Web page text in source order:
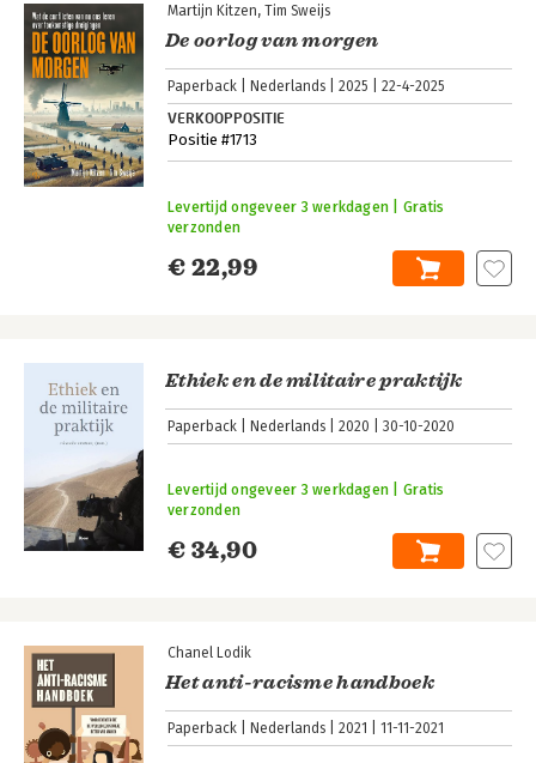
Martijn Kitzen Tim Sweijs
De oorlog van morgen
Paperback Nederlands 2025 22-4-2025
VERKOOPPOSITIE
Positie #1713
€ 22,99
Levertijd ongeveer 3 werkdagen | Gratis
verzonden
Ethiek en de militaire praktijk
Paperback Nederlands 2020 30-10-2020
€ 34,90
Levertijd ongeveer 3 werkdagen | Gratis
verzonden
Chanel Lodik
Het anti-racisme handboek
Paperback Nederlands 2021 11-11-2021